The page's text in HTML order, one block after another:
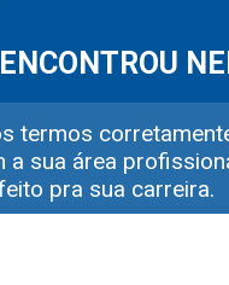
termos
a sua área
pra sua carreira.